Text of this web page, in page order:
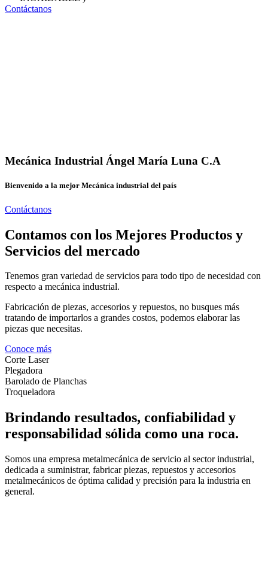
Contáctanos
Mecánica Industrial Ángel María Luna C.A
Bienvenido a la mejor Mecánica industrial del país
Contáctanos
Contamos con los Mejores Productos y
Servicios del mercado
Tenemos gran variedad de servicios para todo tipo de necesidad con
respecto a mecánica industrial.
Fabricación de piezas, accesorios y repuestos, no busques más
tratando de importarlos a grandes costos, podemos elaborar las
piezas que necesitas.
Conoce más
Corte Laser
Plegadora
Barolado de Planchas
Troqueladora
Brindando resultados, confiabilidad y
responsabilidad sólida como una roca.
Somos una empresa metalmecánica de servicio al sector industrial,
dedicada a suministrar, fabricar piezas, repuestos y accesorios
metalmecánicos de óptima calidad y precisión para la industria en
general.